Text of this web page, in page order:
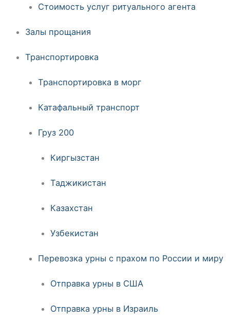
Стоимость услуг ритуального агента
Залы прощания
Транспортировка
Транспортировка в морг
Катафальный транспорт
Груз 200
Киргызстан
Таджикистан
Казахстан
Узбекистан
Перевозка урны с прахом по России и миру
Отправка урны в США
Отправка урны в Израиль